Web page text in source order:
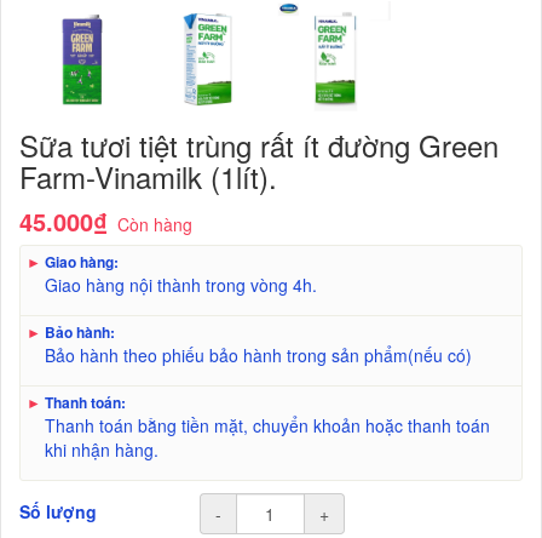
Sữa tươi tiệt trùng rất ít đường Green
Farm-Vinamilk (1lít).
45.000₫ Còn hàng
► Giao hàng:
Giao hàng nội thành trong vòng 4h.
► Bảo hành:
Bảo hành theo phiếu bảo hành trong sản phẩm(nếu có)
► Thanh toán:
Thanh toán bằng tiền mặt, chuyển khoản hoặc thanh toán
khi nhận hàng.
Số lượng - +